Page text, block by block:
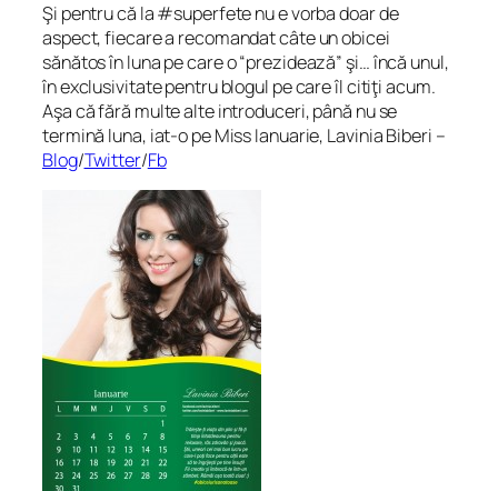
Şi pentru că la #superfete nu e vorba doar de
aspect, fiecare a recomandat câte un obicei
sănătos în luna pe care o “prezidează” şi… încă unul,
în exclusivitate pentru blogul pe care îl citiţi acum.
Aşa că fără multe alte introduceri, până nu se
termină luna, iat-o pe Miss Ianuarie, Lavinia Biberi –
Blog/Twitter/Fb